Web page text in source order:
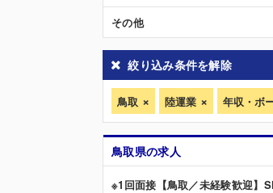
その他
絞り込み条件を解除
鳥取 陸運業 年収・ボ
鳥取県の求人
※1回面接【鳥取／未経験歓迎】